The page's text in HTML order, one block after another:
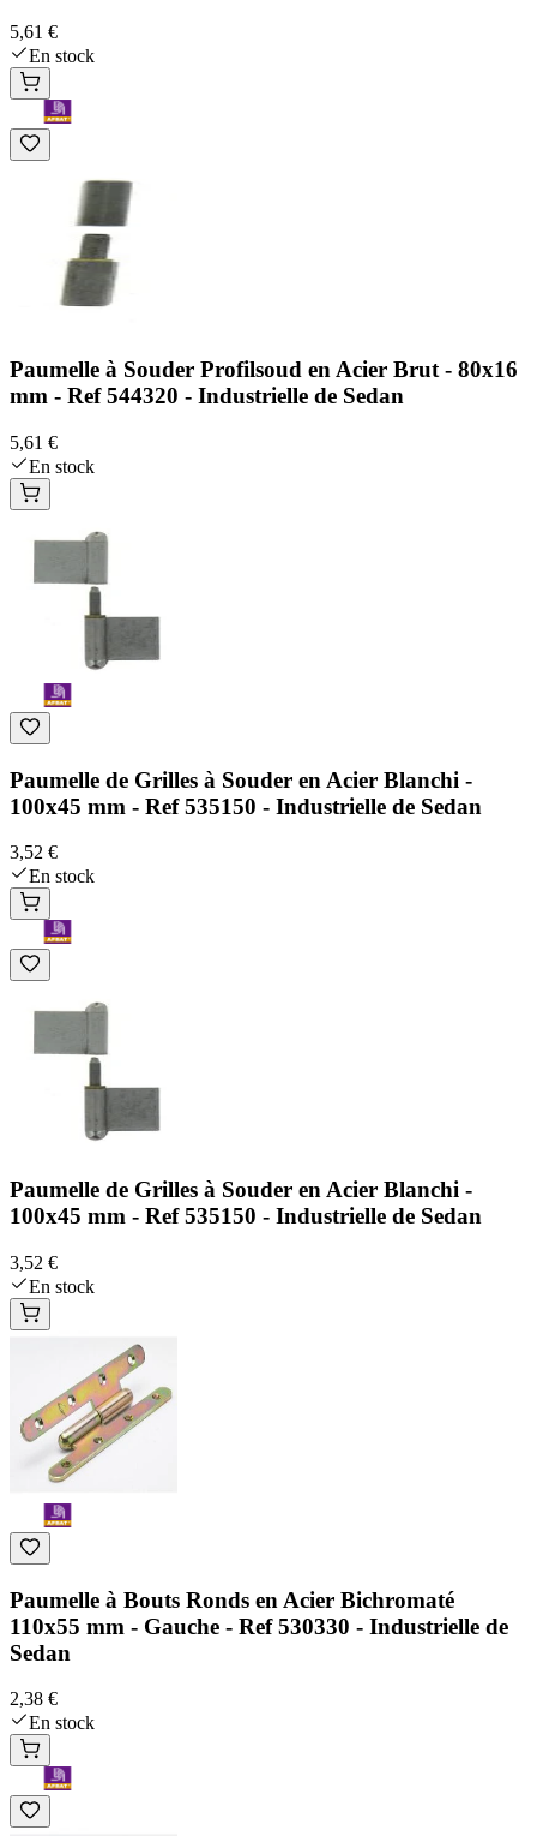
5,61 €
En stock
Paumelle à Souder Profilsoud en Acier Brut - 80x16
mm - Ref 544320 - Industrielle de Sedan
5,61 €
En stock
Paumelle de Grilles à Souder en Acier Blanchi -
100x45 mm - Ref 535150 - Industrielle de Sedan
3,52 €
En stock
Paumelle de Grilles à Souder en Acier Blanchi -
100x45 mm - Ref 535150 - Industrielle de Sedan
3,52 €
En stock
Paumelle à Bouts Ronds en Acier Bichromaté
110x55 mm - Gauche - Ref 530330 - Industrielle de
Sedan
2,38 €
En stock